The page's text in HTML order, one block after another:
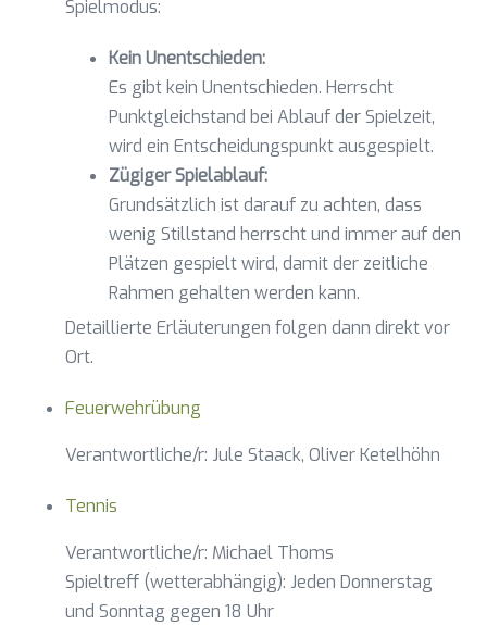
Spielmodus:
Kein Unentschieden:
Es gibt kein Unentschieden. Herrscht
Punktgleichstand bei Ablauf der Spielzeit,
wird ein Entscheidungspunkt ausgespielt.
Zügiger Spielablauf:
Grundsätzlich ist darauf zu achten, dass
wenig Stillstand herrscht und immer auf den
Plätzen gespielt wird, damit der zeitliche
Rahmen gehalten werden kann.
Detaillierte Erläuterungen folgen dann direkt vor
Ort.
Feuerwehrübung
Verantwortliche/r: Jule Staack, Oliver Ketelhöhn
Tennis
Verantwortliche/r: Michael Thoms
Spieltreff (wetterabhängig): Jeden Donnerstag
und Sonntag gegen 18 Uhr